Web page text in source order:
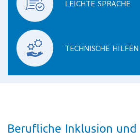
LEICHTE SPRACHE
TECHNISCHE HILFEN
Berufliche Inklusion und